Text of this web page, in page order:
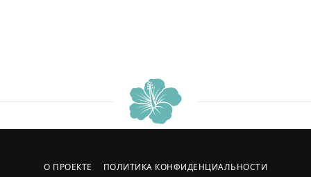
О ПРОЕКТЕ ПОЛИТИКА КОНФИДЕНЦИАЛЬНОСТИ